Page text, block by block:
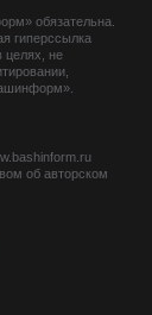
обязательна.
гиперссылка
целях, не
об авторском